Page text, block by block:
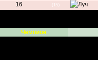
16
(15)
Чемпион